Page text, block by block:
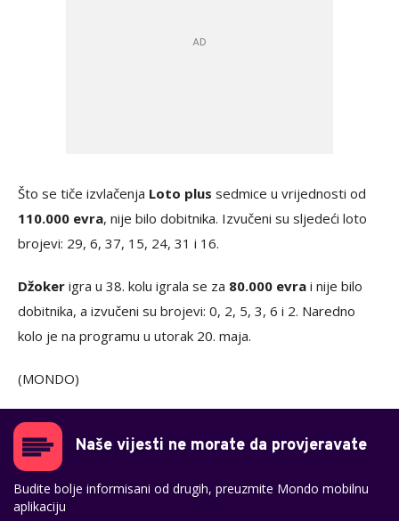
Što se tiče izvlačenja Loto plus sedmice u vrijednosti od
110.000 evra, nije bilo dobitnika. Izvučeni su sljedeći loto
brojevi: 29, 6, 37, 15, 24, 31 i 16.
Džoker igra u 38. kolu igrala se za 80.000 evra i nije bilo
dobitnika, a izvučeni su brojevi: 0, 2, 5, 3, 6 i 2. Naredno
kolo je na programu u utorak 20. maja.
(MONDO)
Naše vijesti ne morate da provjeravate
Budite bolje informisani od drugih, preuzmite Mondo mobilnu
aplikaciju